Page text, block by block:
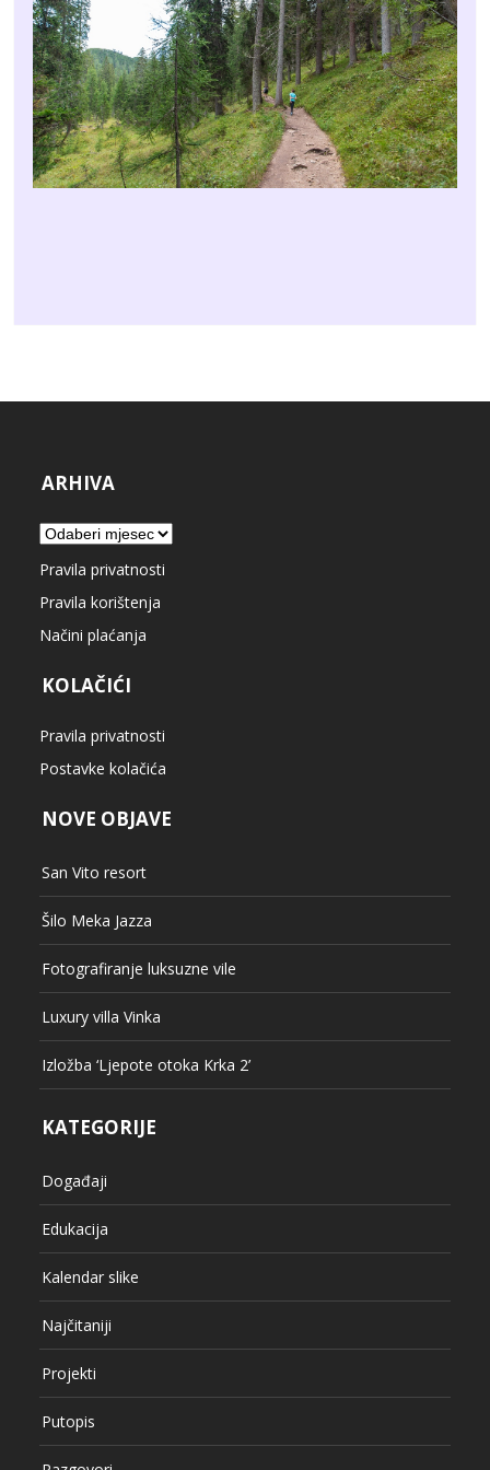
ARHIVA
Arhiva
Pravila privatnosti
Pravila korištenja
Načini plaćanja
KOLAČIĆI
Pravila privatnosti
Postavke kolačića
NOVE OBJAVE
San Vito resort
Šilo Meka Jazza
Fotografiranje luksuzne vile
Luxury villa Vinka
Izložba ‘Ljepote otoka Krka 2’
KATEGORIJE
Događaji
Edukacija
Kalendar slike
Najčitaniji
Projekti
Putopis